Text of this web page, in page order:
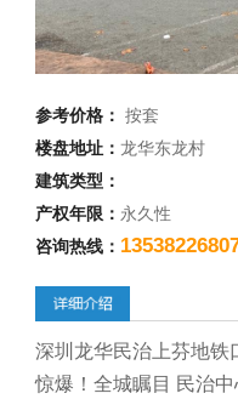
参考价格：按套
楼盘地址：龙华东龙村
建筑类型：
产权年限： 永久性
咨询热线：
深圳龙华民治上芬地铁
惊爆！全城瞩目 民治